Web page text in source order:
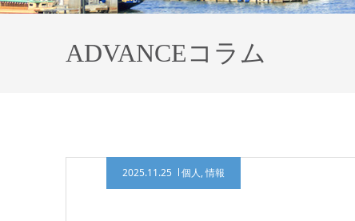
ADVANCEコラム
2025.11.25 個人,情報